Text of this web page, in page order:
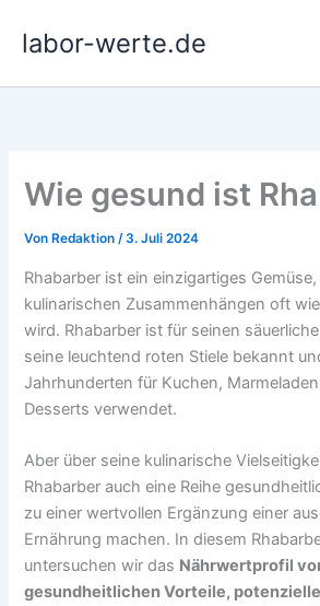
Inhaltlabor-werte.de
Wie gesund ist
Von Redaktion/3. Juli 2024
Rhabarber ist ein einzigartiges
kulinarischen Zusammenhängen oft
wird. Rhabarber ist für seinen
seine leuchtend roten Stiele bekannt
Jahrhunderten für Kuchen,
Desserts verwendet.
Aber über seine kulinarische
Rhabarber auch eine Reihe
zu einer wertvollen Ergänzung einer
Ernährung machen. In diesem
untersuchen wir das Nährwertprofil
gesundheitlichen Vorteile,